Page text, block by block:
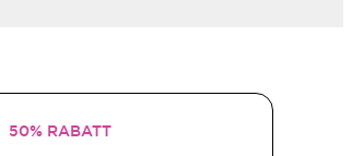
50% RABATT